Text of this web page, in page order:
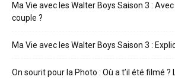
Ma Vie avec les Walter Boys Saison 3 :
couple ?
Ma Vie avec les Walter Boys Saison 3 :
On sourit pour la Photo : Où a t’il été filmé ?